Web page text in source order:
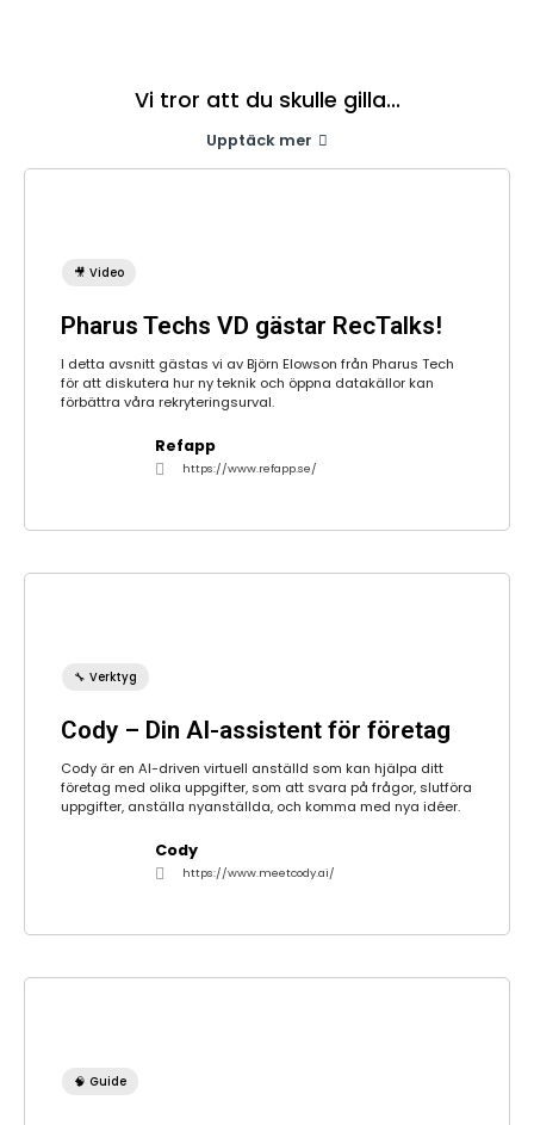
Vi tror att du skulle gilla...
Upptäck mer
🎥 Video
Pharus Techs VD gästar RecTalks!
I detta avsnitt gästas vi av Björn Elowson från Pharus Tech
för att diskutera hur ny teknik och öppna datakällor kan
förbättra våra rekryteringsurval.
Refapp
https://www.refapp.se/
🔧 Verktyg
Cody – Din AI-assistent för företag
Cody är en AI-driven virtuell anställd som kan hjälpa ditt
företag med olika uppgifter, som att svara på frågor, slutföra
uppgifter, anställa nyanställda, och komma med nya idéer.
Cody
https://www.meetcody.ai/
🧠 Guide